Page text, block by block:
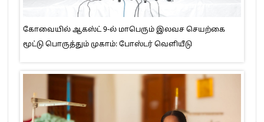
கோவையில் ஆகஸ்ட் 9-ல் மாபெரும் இலவச செயற்கை
மூட்டு பொருத்தும் முகாம்: போஸ்டர் வெளியீடு